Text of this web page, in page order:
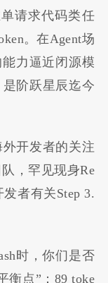
请求代码类任
。在Agent场
能力逼近闭源模
阶跃星辰迄今
开发者的关注
，罕见现身Re
者有关Step 3.
时，你们是否
衡点”：89 toke